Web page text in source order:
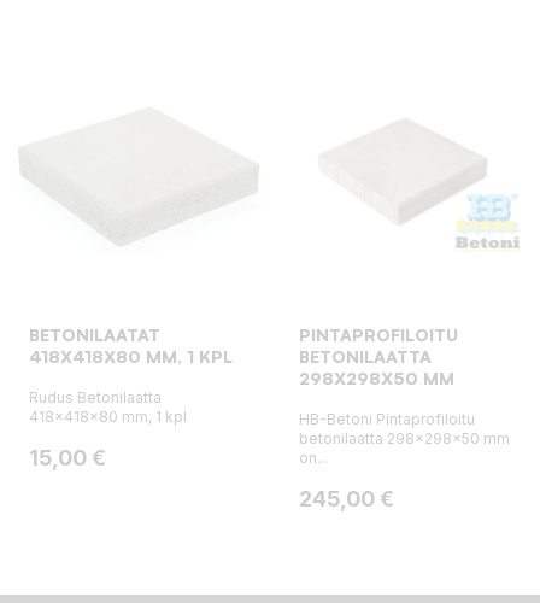
BETONILAATAT
418X418X80 MM, 1 KPL
Rudus Betonilaatta
418x418x80 mm, 1 kpl
Hinta
15,00 €
PINTAPROFILOITU
BETONILAATTA
298X298X50 MM
HB-Betoni Pintaprofiloitu
betonilaatta 298x298x50 mm
on...
Hinta
245,00 €